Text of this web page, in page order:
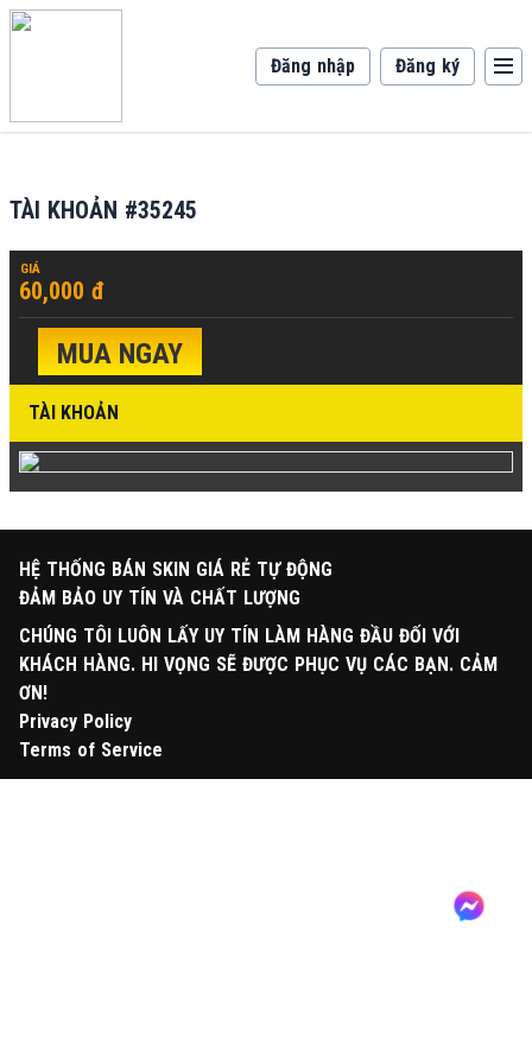
Đăng nhập Đăng ký
TÀI KHOẢN #35245
60,000 đ
GIÁ
MUA NGAY
TÀI KHOẢN
HỆ THỐNG BÁN SKIN GIÁ RẺ TỰ ĐỘNG
ĐẢM BẢO UY TÍN VÀ CHẤT LƯỢNG
CHÚNG TÔI LUÔN LẤY UY TÍN LÀM HÀNG ĐẦU ĐỐI VỚI
KHÁCH HÀNG. HI VỌNG SẼ ĐƯỢC PHỤC VỤ CÁC BẠN. CẢM
ƠN!
Privacy Policy
Terms of Service